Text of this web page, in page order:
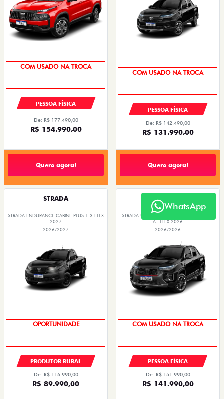
COM USADO NA TROCA
PESSOA FÍSICA
De: R$ 177.490,00
R$ 154.990,00
Quero agora!
COM USADO NA TROCA
PESSOA FÍSICA
De: R$ 142.490,00
R$ 131.990,00
Quero agora!
STRADA
STRADA ENDURANCE CABINE PLUS 1.3 FLEX
2027
2026/2027
OPORTUNIDADE
PRODUTOR RURAL
De: R$ 116.990,00
R$ 89.990,00
STRADA
STRADA ULTRA CABINE DUPLA TURBO 200
AT FLEX 2026
2026/2026
COM USADO NA TROCA
PESSOA FÍSICA
De: R$ 151.990,00
R$ 141.990,00
WhatsApp